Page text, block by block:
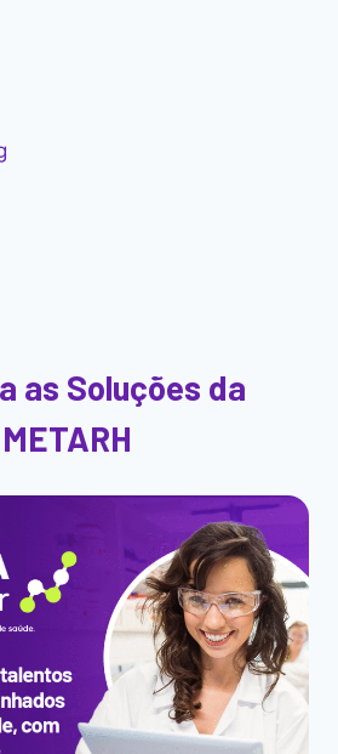
as Soluções da
METARH